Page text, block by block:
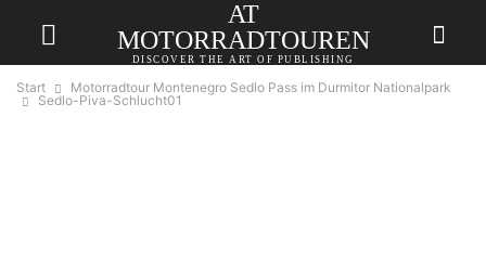
AT
MOTORRADTOUREN
DISCOVER THE ART OF PUBLISHING
Start
Motorradtour Montenegro Sedlo Pass im Durmitor Nationalpark
Sedlo-Piva-Schlucht01